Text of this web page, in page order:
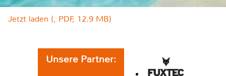
Jetzt laden (, PDF, 12.9 MB)
Unsere Partner: